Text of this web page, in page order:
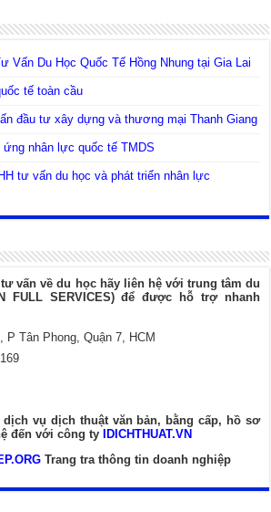
Vấn Du Học Quốc Tế Hồng Nhung tại Gia Lai
tế toàn cầu
đầu tư xây dựng và thương mại Thanh Giang
nhân lực quốc tế TMDS
tư vấn du học và phát triển nhân lực
vấn về du học hãy liên hệ với trung tâm du
FULL SERVICES) để được hỗ trợ nhanh
Tân Phong, Quận 7, HCM
dịch vụ dịch thuật văn bản, bằng cấp, hồ sơ
đến với công ty
IDICHTHUAT.VN
Trang tra thông tin doanh nghiệp